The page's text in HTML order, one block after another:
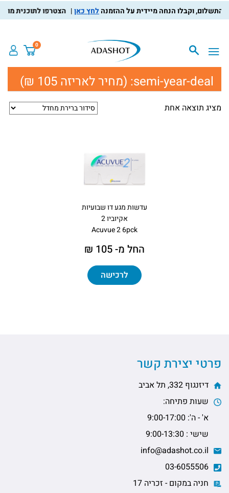
לחץ כאן הצטרפו לתוכנית
0
semi-year-deal: (מחיר לאריזה 105 ₪)
מציג תוצאה אחת
עדשות מגע דו שבועיות
אקיוביו 2
Acuvue 2 6pck
החל מ- 105 ₪
לרכישה
פרטי יצירת קשר
דיזנגוף 332, תל אביב
שעות פתיחה:
א' - ה': 9:00-17:00
שישי : 9:00-13:30
חניה במקום - זכריה 17